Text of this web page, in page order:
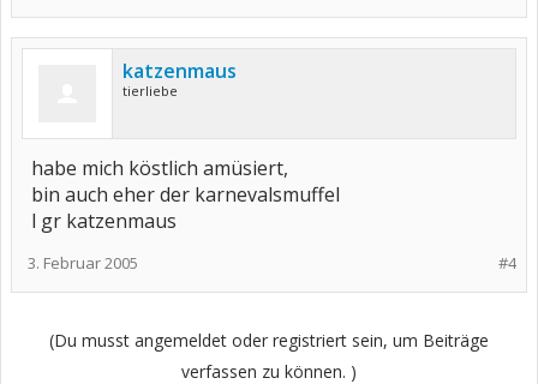
katzenmaus
tierliebe
habe mich köstlich amüsiert,
bin auch eher der karnevalsmuffel
l gr katzenmaus
#4
3. Februar 2005
(Du musst angemeldet oder registriert sein, um Beiträge
verfassen zu können. )